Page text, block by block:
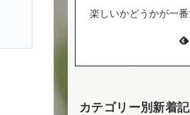
楽しいかどうかが一
カテゴリー別新着